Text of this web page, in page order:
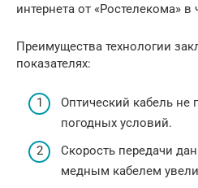
интернета от «Ростелекома»
Преимущества технологии
показателях:
Оптический кабель
погодных условий.
Скорость передачи
медным кабелем